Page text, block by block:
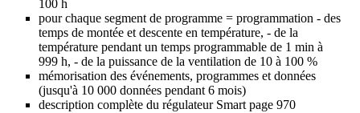
100 h
pour chaque segment de programme = programmation - des
temps de montée et descente en température, - de la
température pendant un temps programmable de 1 min à
999 h, - de la puissance de la ventilation de 10 à 100 %
mémorisation des événements, programmes et données
(jusqu'à 10 000 données pendant 6 mois)
description complète du régulateur Smart page 970